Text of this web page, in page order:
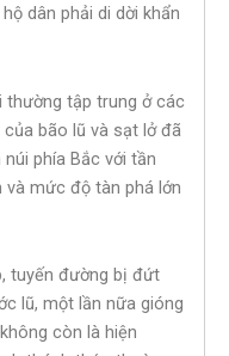
dân phải di dời khẩn
tập trung ở các
bão lũ và sạt lở đã
phía Bắc với tần
và mức độ tàn phá lớn
tuyến đường bị đứt
lũ, một lần nữa gióng
còn là hiện